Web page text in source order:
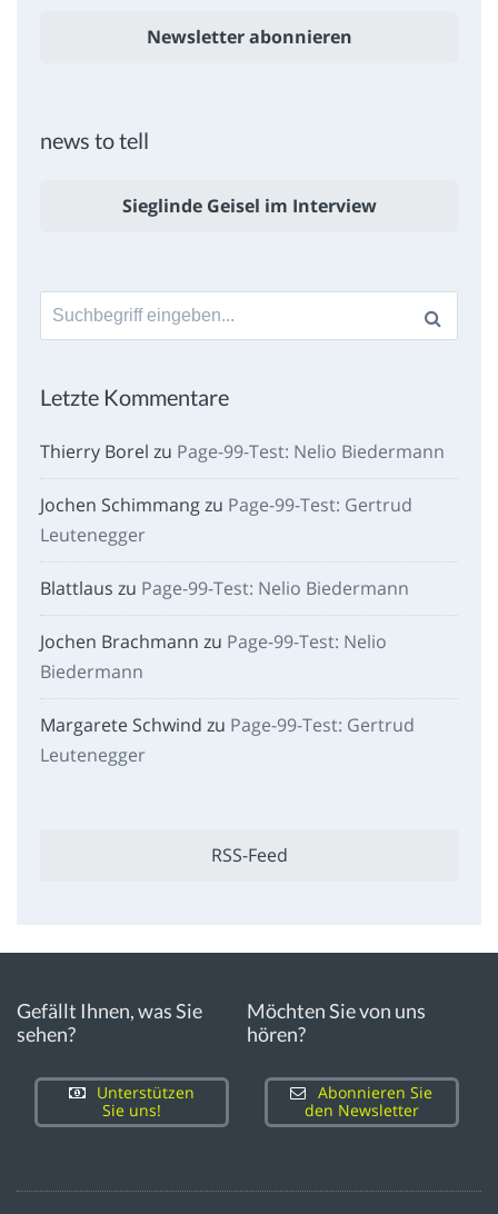
Newsletter abonnieren
news to tell
Sieglinde Geisel im Interview
Suche
nach:
Letzte Kommentare
Thierry Borel zu Page-99-Test: Nelio Biedermann
Jochen Schimmangzu Page-99-Test: Gertrud
Leutenegger
Blattlaus zu Page-99-Test: Nelio Biedermann
Jochen Brachmann zu Page-99-Test: Nelio
Biedermann
Margarete Schwind zu Page-99-Test: Gertrud
Leutenegger
RSS-Feed
Gefällt Ihnen, was Sie
sehen?
Unterstützen
Sie uns!
Möchten Sie von uns
hören?
Abonnieren Sie
den Newsletter